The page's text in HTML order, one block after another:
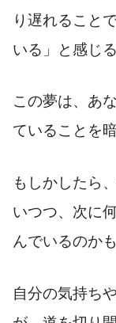
り遅れること
いる」と感じ
この夢は、あ
ていることを
もしかしたら
いつつ、次に
んでいるのか
自分の気持ち